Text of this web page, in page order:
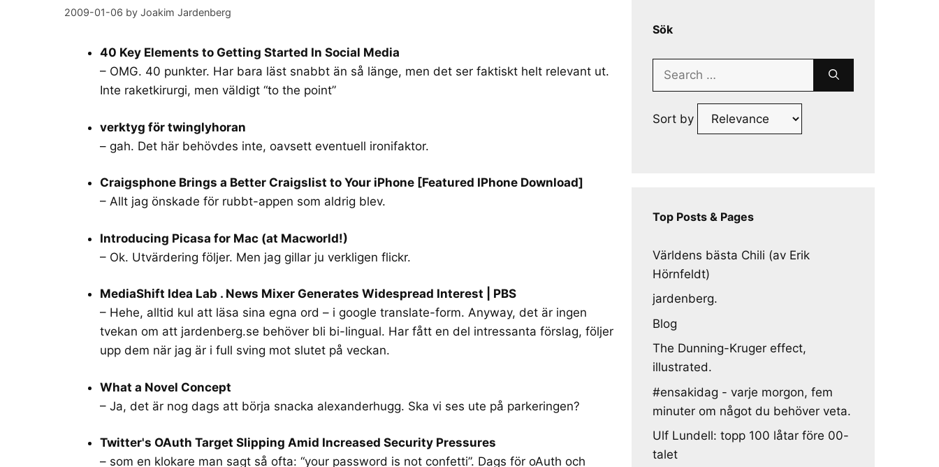
2009-01-06 by Joakim Jardenberg
40 Key Elements to Getting Started In Social Media
– OMG. 40 punkter. Har bara läst snabbt än så länge, men det ser faktiskt helt relevant ut.
Inte raketkirurgi, men väldigt “to the point”
verktyg för twinglyhoran
– gah. Det här behövdes inte, oavsett eventuell ironifaktor.
Craigsphone Brings a Better Craigslist to Your iPhone [Featured IPhone Download]
– Allt jag önskade för rubbt-appen som aldrig blev.
Introducing Picasa for Mac (at Macworld!)
– Ok. Utvärdering följer. Men jag gillar ju verkligen flickr.
MediaShift Idea Lab . News Mixer Generates Widespread Interest | PBS
– Hehe, alltid kul att läsa sina egna ord – i google translate-form. Anyway, det är ingen
tvekan om att jardenberg.se behöver bli bi-lingual. Har fått en del intressanta förslag, följer
upp dem när jag är i full sving mot slutet på veckan.
What a Novel Concept
– Ja, det är nog dags att börja snacka alexanderhugg. Ska vi ses ute på parkeringen?
Twitter's OAuth Target Slipping Amid Increased Security Pressures
– som en klokare man sagt så ofta: “your password is not confetti”. Dags för oAuth och
Sök
Search
Sort by
Top Posts & Pages
Världens bästa Chili (av Erik
Hörnfeldt)
jardenberg.
Blog
The Dunning-Kruger effect,
illustrated.
#ensakidag - varje morgon, fem
minuter om något du behöver veta.
Ulf Lundell: topp 100 låtar före 00-
talet